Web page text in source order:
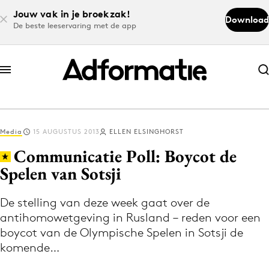
Jouw vak in je broekzak!
De beste leeservaring met de app
Download
Abonneer nu
Abonneer nu
Log in
Download de app
Volg het laatste nieuws via de Adformatie
Nieuws app
Media 15 AUGUSTUS 2013 ELLEN ELSINGHORST
Communicatie Poll: Boycot de
Spelen van Sotsji
De stelling van deze week gaat over de
antihomowetgeving in Rusland – reden voor een
boycot van de Olympische Spelen in Sotsji de
komende…